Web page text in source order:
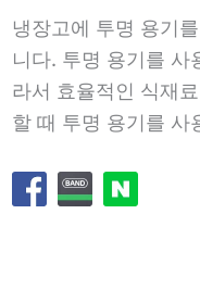
냉장고에 투명 용기
니다. 투명 용기를 사
라서 효율적인 식재
할 때 투명 용기를